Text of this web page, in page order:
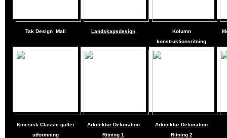
Tak Design Mall Landskapsdesign
Kolumn
konstruktionsritning
Kinesisk Classic galler
utformning
Arkitektur Dekoration
Ritning 1
Arkitektur Dekoration
Ritning 2